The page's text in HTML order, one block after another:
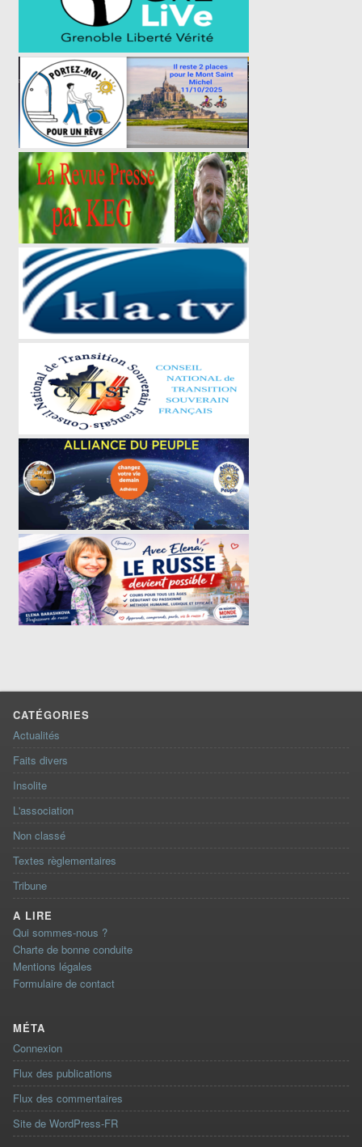
CATÉGORIES
Actualités
Faits divers
Insolite
L'association
Non classé
Textes règlementaires
Tribune
A LIRE
Qui sommes-nous ?
Charte de bonne conduite
Mentions légales
Formulaire de contact
MÉTA
Connexion
Flux des publications
Flux des commentaires
Site de WordPress-FR